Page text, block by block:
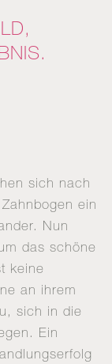
sich nach
ein
Nun
das schöne
keine
an ihrem
sich in die
Ein